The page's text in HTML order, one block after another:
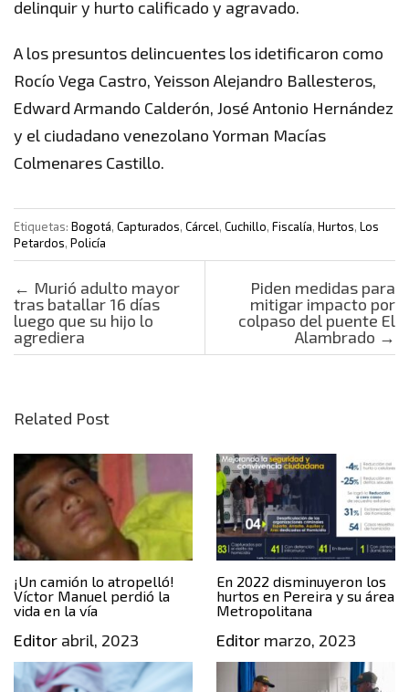
delinquir y hurto calificado y agravado.
A los presuntos delincuentes los idetificaron como
Rocío Vega Castro, Yeisson Alejandro Ballesteros,
Edward Armando Calderón, José Antonio Hernández
y el ciudadano venezolano Yorman Macías
Colmenares Castillo.
Etiquetas: Bogotá, Capturados, Cárcel, Cuchillo, Fiscalía, Hurtos, Los
Petardos, Policía
Post navigation
← Murió adulto mayor
tras batallar 16 días
luego que su hijo lo
agrediera
Piden medidas para
mitigar impacto por
colpaso del puente El
Alambrado →
Related Post
¡Un camión lo atropelló!
Víctor Manuel perdió la
vida en la vía
Editor abril, 2023
En 2022 disminuyeron los
hurtos en Pereira y su área
Metropolitana
Editormarzo, 2023